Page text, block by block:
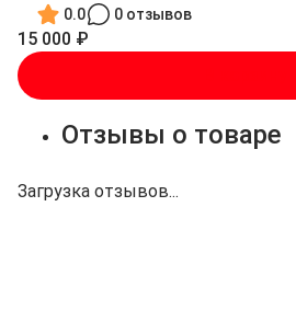
0.0 0 отзывов
15 000 ₽
Отзывы о товаре
Загрузка отзывов...